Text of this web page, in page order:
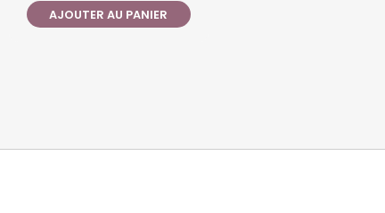
AJOUTER AU PANIER